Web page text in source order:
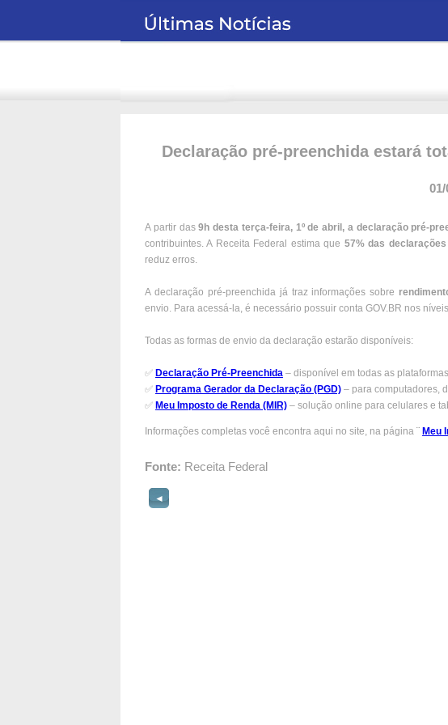
Declaração pré-preenchida estará
01/
A partir das9h desta terça-feira, 1º de abril, a declaração pré-
contribuintes. A Receita Federal estima que 57% das
reduz erros.
A declaração pré-preenchida já traz informações sobre
envio. Para acessá-la, é necessário possuir conta GOV.BR nos
Todas as formas de envio da declaração estarão disponíveis:
✅ Declaração Pré-Preenchida – disponível em todas as
✅ Programa Gerador da Declaração (PGD) – para computadores,
✅ Meu Imposto de Renda (MIR) – solução online para celulares e
Informações completas você encontra aqui no site, na página ¨ Meu
Fonte: Receita Federal
◄